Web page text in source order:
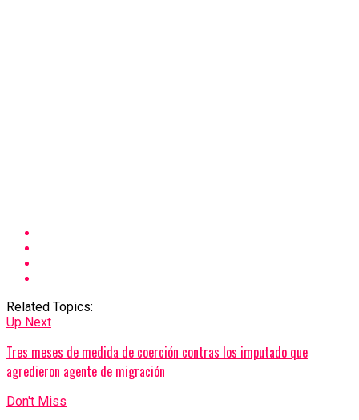
Related Topics:
Up Next
Tres meses de medida de coerción contras los imputado que
agredieron agente de migración
Don't Miss